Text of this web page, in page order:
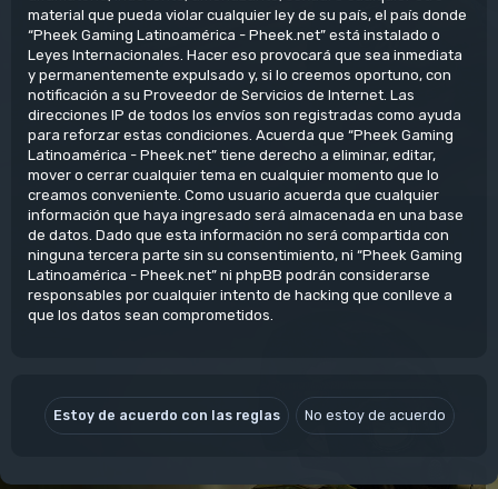
material que pueda violar cualquier ley de su país, el país donde
“Pheek Gaming Latinoamérica - Pheek.net” está instalado o
Leyes Internacionales. Hacer eso provocará que sea inmediata
y permanentemente expulsado y, si lo creemos oportuno, con
notificación a su Proveedor de Servicios de Internet. Las
direcciones IP de todos los envíos son registradas como ayuda
para reforzar estas condiciones. Acuerda que “Pheek Gaming
Latinoamérica - Pheek.net” tiene derecho a eliminar, editar,
mover o cerrar cualquier tema en cualquier momento que lo
creamos conveniente. Como usuario acuerda que cualquier
información que haya ingresado será almacenada en una base
de datos. Dado que esta información no será compartida con
ninguna tercera parte sin su consentimiento, ni “Pheek Gaming
Latinoamérica - Pheek.net” ni phpBB podrán considerarse
responsables por cualquier intento de hacking que conlleve a
que los datos sean comprometidos.